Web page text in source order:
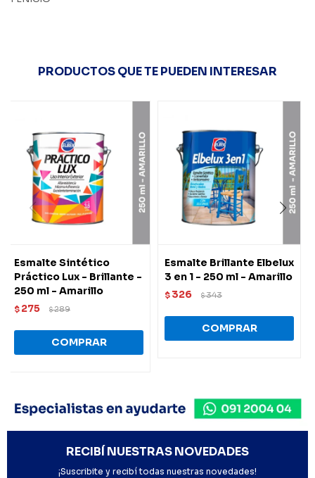
PRODUCTOS QUE TE PUEDEN INTERESAR
Esmalte Sintético
Práctico Lux - Brillante -
250 ml - Amarillo
$ 275 $289
Esmalte Brillante Elbelux
3 en 1 - 250 ml - Amarillo
$ 326 $343
RECIBÍ NUESTRAS NOVEDADES
¡Suscribite y recibí todas nuestras novedades!